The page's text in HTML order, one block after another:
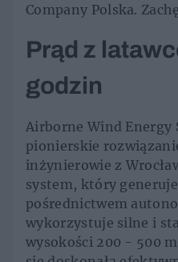
Company Polska.
Prąd z
godzin
Airborne Wind Energy
pionierskie
inżynierowie z
system, który
pośrednictwem
wykorzystuje silne i
wysokości 200 - 500